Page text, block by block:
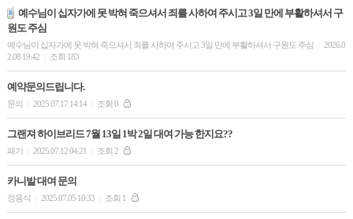
예수님이 십자가에 못 박혀 죽으셔서 죄를 사하여 주시고 3일 만에 부활하셔서 구
원도 주심
예수님이 십자가에 못 박혀 죽으셔서 죄를 사하여 주시고 3일 만에 부활하셔서 구원도 주심
2026.0
2.08 19:42
조회 183
예약문의드립니다.
문의 2025.07.17 14:14 조회 0
그랜져 하이브리드 7월 13일 1박 2일 대여 가능 한지요??
패기 2025.07.12 04:21 조회 2
카니발 대여 문의
정용식 2025.07.05 10:33 조회 1